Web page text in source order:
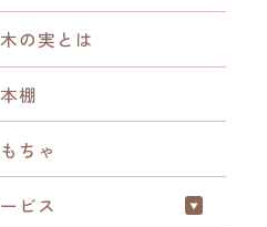
の実とは
本棚
ちゃ
ビス